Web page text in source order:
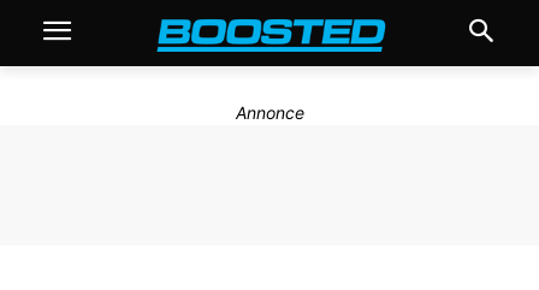
Annonce